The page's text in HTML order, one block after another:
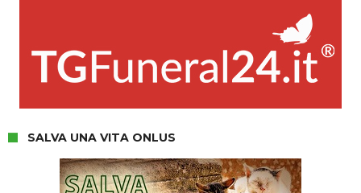
SALVA UNA VITA ONLUS